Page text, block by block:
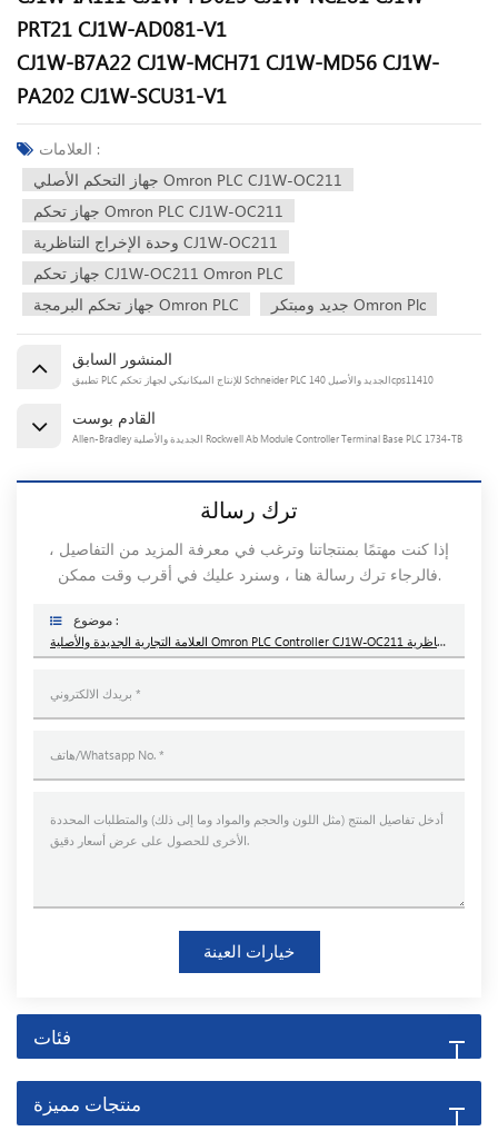
PRT21 CJ1W-AD081-V1
CJ1W-B7A22 CJ1W-MCH71 CJ1W-MD56 CJ1W-
PA202 CJ1W-SCU31-V1
العلامات :
جهاز التحكم الأصلي Omron PLC CJ1W-OC211
جهاز تحكم Omron PLC CJ1W-OC211
وحدة الإخراج التناظرية CJ1W-OC211
جهاز تحكم CJ1W-OC211 Omron PLC
جهاز تحكم البرمجة Omron PLC
جديد ومبتكر Omron Plc
المنشور السابق
تطبيق PLC للإنتاج الميكانيكي لجهاز تحكم Schneider PLC الجديد والأصيل 140cps11410
القادم بوست
Allen-Bradley الجديدة والأصلية Rockwell Ab Module Controller Terminal Base PLC 1734-TB
ترك رسالة
إذا كنت مهتمًا بمنتجاتنا وترغب في معرفة المزيد من التفاصيل ،
فالرجاء ترك رسالة هنا ، وسنرد عليك في أقرب وقت ممكن.
موضوع :
العلامة التجارية الجديدة والأصلية Omron PLC Controller CJ1W-OC211 وحدة الإخراج التناظرية
خيارات العينة
فئات
منتجات مميزة